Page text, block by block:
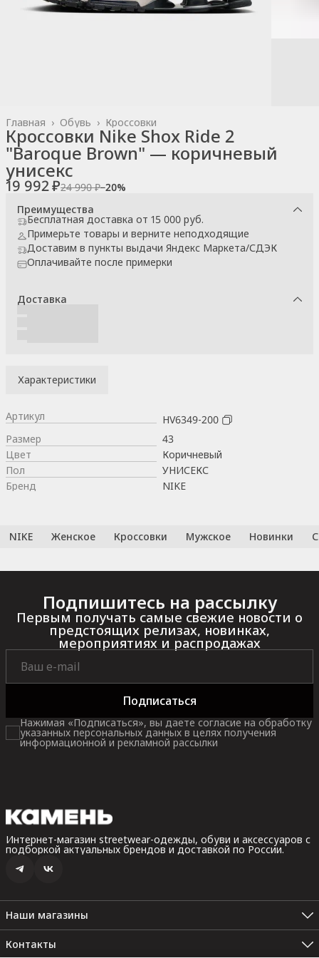
Кроссовки
Обувь ›
Главная ›
Кроссовки Nike Shox Ride 2
"Baroque Brown" — коричневый
унисекс
19 992 ₽24 990 ₽−20%
Преимущества
Бесплатная доставка от 15 000 руб.
Примерьте товары и верните неподходящие
Доставим в пункты выдачи Яндекс Маркета/СДЭК
Оплачивайте после примерки
Доставка
Характеристики
Артикул
HV6349-200
Размер
43
Цвет
Коричневый
Пол
УНИСЕКС
Бренд
NIKE
NIKE Женское Кроссовки Мужское Новинки
Подпишитесь на рассылку
Первым получать самые свежие новости о
предстоящих релизах, новинках,
мероприятиях и распродажах
Подписаться
Нажимая «Подписаться», вы даете согласие на обработку
указанных персональных данных в целях получения
информационной и рекламной рассылки
Интернет-магазин streetwear-одежды, обуви и аксессуаров с
подборкой актуальных брендов и доставкой по России.
Наши магазины
Санкт-Петербург, Невский пр. 35В, 2 этаж (Пн.-Вс.: 10:00 -
22:00)
Санкт-Петербург. Набережная реки Карповки, 10 (Пн.-Вс.: 12:00
Контакты